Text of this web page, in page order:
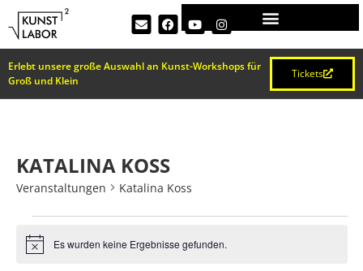
Erlebt unsere große Auswahl an Kunst-Workshops für
Groß und Klein
Tickets
KATALINA KOSS
Veranstaltungen Katalina Koss
HinweisEs wurden keine Ergebnisse gefunden.